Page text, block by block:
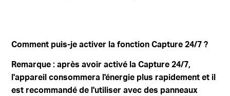
Comment puis-je activer la fonction Capture 24/7 ?
Remarque : après avoir activé la Capture 24/7,
l'appareil consommera l'énergie plus rapidement et il
est recommandé de l'utiliser avec des panneaux